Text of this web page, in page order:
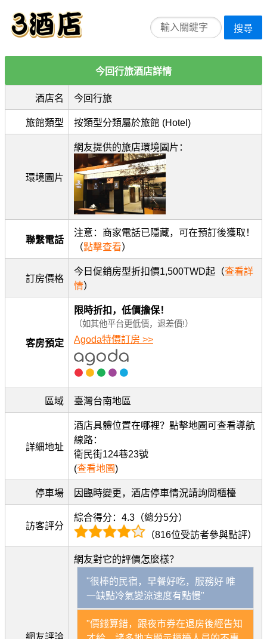
搜尋
今回行旅酒店詳情
酒店名 今回行旅
旅館類型 按類型分類屬於旅館 (Hotel)
環境圖片
網友提供的旅店環境圖片：
聯繫電話
注意：商家電話已隱藏，可在預訂後獲取！
（點擊查看）
訂房價格
今日促銷房型折扣價1,500TWD起（查看詳
情）
客房預定
限時折扣，低價擔保！
（如其他平台更低價，退差價!）
Agoda特價訂房 >>
區域 臺灣台南地區
詳細地址
酒店具體位置在哪裡？點擊地圖可查看導航
線路：
衛民街124巷23號
(查看地圖)
停車場 因臨時變更，酒店停車情況請詢問櫃檯
訪客評分
綜合得分：4.3（總分5分）
（816位受訪者參與點評）
網友評論
網友對它的評價怎麼樣？
"很棒的民宿，早餐好吃，服務好 唯
一缺點冷氣變涼速度有點慢"
"價錢算錯，跟夜市券在退房後經告知